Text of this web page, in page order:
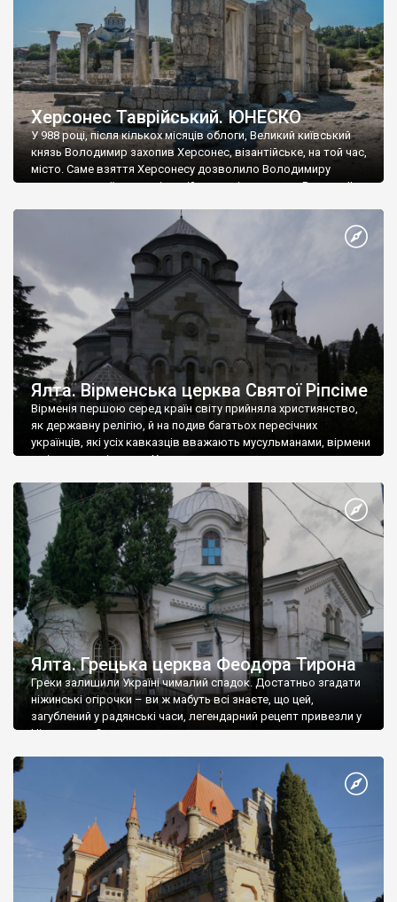
Херсонес Таврійський. ЮНЕСКО
У 988 році, після кількох місяців облоги, Великий київський
князь Володимир захопив Херсонес, візантійське, на той час,
місто. Саме взяття Херсонесу дозволило Володимиру
диктувати свої умови візантійському імператору Василю ІІ, та
Херсонесі Володимир-язичник, став Василем-християнином.
А потім було Хрещення Русі. На честь Херсонесу Таврійського
Ялта. Вірменська церква Святої Ріпсіме
Вірменія першою серед країн світу прийняла християнство,
як державну релігію, й на подив багатьох пересічних
українців, які усіх кавказців вважають мусульманами, вірмени
є відданими вірянами Христа
Ялта. Грецька церква Феодора Тирона
Греки залишили Україні чималий спадок. Достатньо згадати
ніжинські огірочки – ви ж мабуть всі знаєте, що цей,
загублений у радянські часи, легендарний рецепт привезли у
Ніжин греки?